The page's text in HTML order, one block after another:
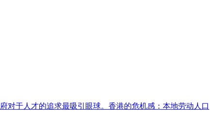
于人才的追求最吸引眼球。香港的危机感：本地劳动人口